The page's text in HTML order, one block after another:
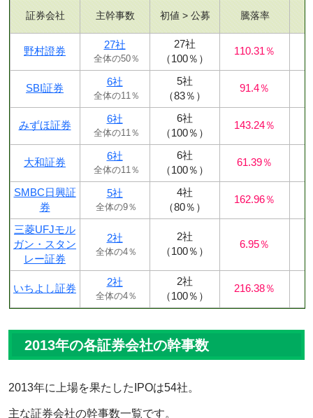
証券会社 主幹事数 初値 > 公募 騰落率
野村證券
27社
全体の50％
27社
（100％）
110.31％
SBI証券
6社
全体の11％
5社
（83％）
91.4％
みずほ証券
6社
全体の11％
6社
（100％）
143.24％
大和証券
6社
全体の11％
6社
（100％）
61.39％
SMBC日興証
券
5社
全体の9％
4社
（80％）
162.96％
三菱UFJモル
ガン・スタン
レー証券
2社
全体の4％
2社
（100％）
6.95％
いちよし証券
2社
全体の4％
2社
（100％）
216.38％
2013年の各証券会社の幹事数
2013年に上場を果たしたIPOは54社。
主な証券会社の幹事数一覧です。